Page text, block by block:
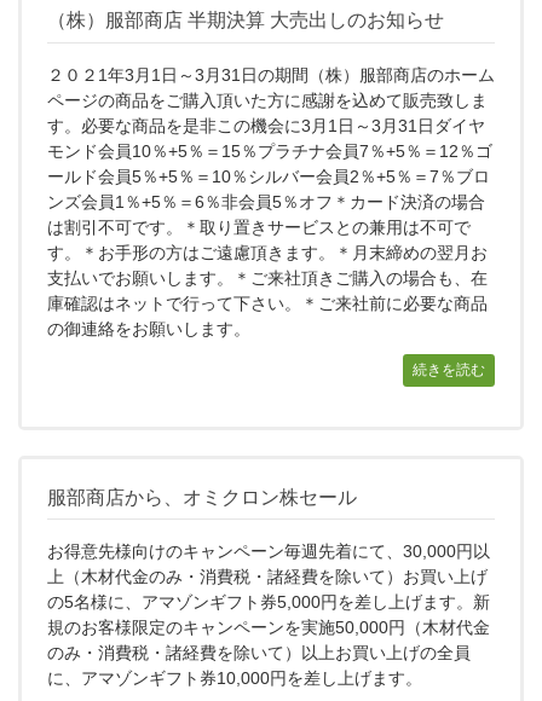
（株）服部商店 半期決算 大売出しのお知らせ
２０２1年3月1日～3月31日の期間（株）服部商店のホーム
ページの商品をご購入頂いた方に感謝を込めて販売致しま
す。必要な商品を是非この機会に3月1日～3月31日ダイヤ
モンド会員10％+5％＝15％プラチナ会員7％+5％＝12％ゴ
ールド会員5％+5％＝10％シルバー会員2％+5％＝7％ブロ
ンズ会員1％+5％＝6％非会員5％オフ＊カード決済の場合
は割引不可です。＊取り置きサービスとの兼用は不可で
す。＊お手形の方はご遠慮頂きます。＊月末締めの翌月お
支払いでお願いします。＊ご来社頂きご購入の場合も、在
庫確認はネットで行って下さい。＊ご来社前に必要な商品
の御連絡をお願いします。
続きを読む
服部商店から、オミクロン株セール
お得意先様向けのキャンペーン毎週先着にて、30,000円以
上（木材代金のみ・消費税・諸経費を除いて）お買い上げ
の5名様に、アマゾンギフト券5,000円を差し上げます。新
規のお客様限定のキャンペーンを実施50,000円（木材代金
のみ・消費税・諸経費を除いて）以上お買い上げの全員
に、アマゾンギフト券10,000円を差し上げます。